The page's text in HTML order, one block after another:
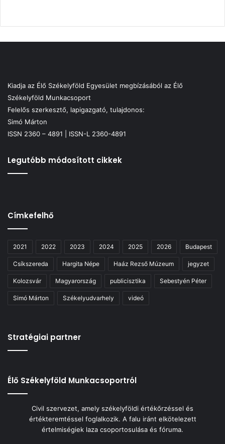
Kiadja az Élő Székelyföld Egyesület megbízásából az Élő
Székelyföld Munkacsoport
Felelős szerkesztő, lapigazgató, tulajdonos:
Simó Márton
ISSN 2360 – 4891 | ISSN-L 2360-4891
Legutóbb módosított cikkek
Címkefelhő
2021 2022 2023 2024 2025 2026 Budapest
Csíkszereda Hargita Népe Haáz Rezső Múzeum jegyzet
Kolozsvár Magyarország publicisztika Sebestyén Péter
Simó Márton Székelyudvarhely videó
Stratégiai partner
Élő Székelyföld Munkacsoportról
Civil szervezet, amely székelyföldi értékőrzéssel és
értékteremtéssel foglalkozik. A falu iránt elkötelezett
értelmiségiek laza csoportosulása és fóruma.